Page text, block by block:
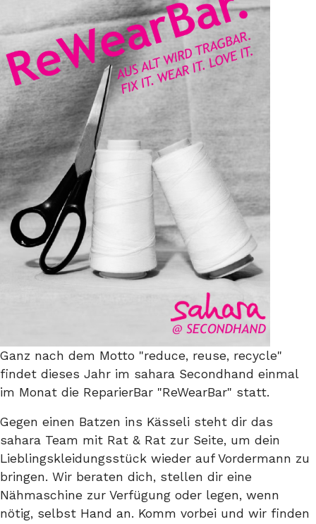
Ganz nach dem Motto "reduce, reuse, recycle"
findet dieses Jahr im sahara Secondhand einmal
im Monat die ReparierBar "ReWearBar" statt.
Gegen einen Batzen ins Kässeli steht dir das
sahara Team mit Rat & Rat zur Seite, um dein
Lieblingskleidungsstück wieder auf Vordermann zu
bringen. Wir beraten dich, stellen dir eine
Nähmaschine zur Verfügung oder legen, wenn
nötig, selbst Hand an. Komm vorbei und wir finden